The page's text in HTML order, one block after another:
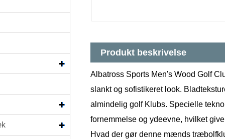
Produkt beskrivelse
Albatross Sports Men's Wood Golf
slankt og sofistikeret look.
almindelig golf Klubs. Specielle
fornemmelse og ydeevne, hvilket
Hvad der gør denne mænds